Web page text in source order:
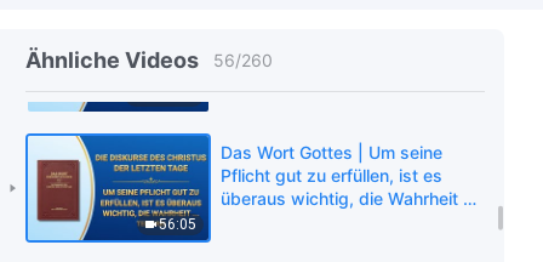
Ähnliche Videos 56/260
1:10:53
überaus wichtig, die Wahrheit zu
verstehen (Teil Zwei)
56:05
Das Wort Gottes | Um seine
Pflicht gut zu erfüllen, ist es
überaus wichtig, die Wahrheit zu